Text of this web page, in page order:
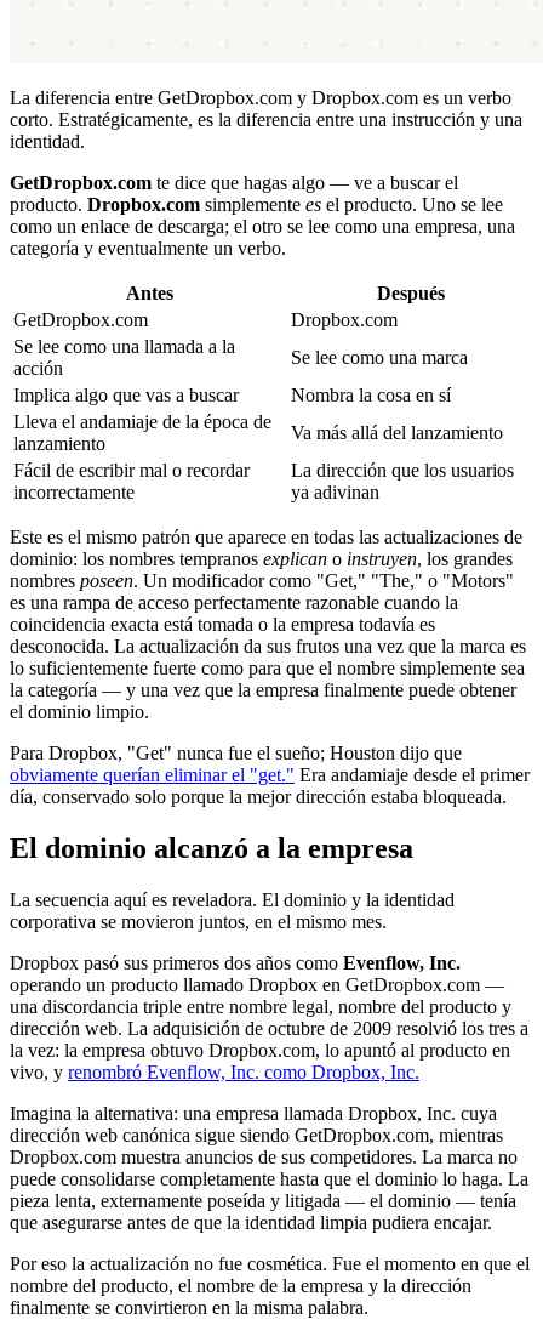
La diferencia entre GetDropbox.com y Dropbox.com es un verbo
corto. Estratégicamente, es la diferencia entre una instrucción y una
identidad.
GetDropbox.com te dice que hagas algo — ve a buscar el
producto. Dropbox.com simplemente es el producto. Uno se lee
como un enlace de descarga; el otro se lee como una empresa, una
categoría y eventualmente un verbo.
Antes
Después
GetDropbox.com
Dropbox.com
Se lee como una llamada a la
acción
Se lee como una marca
Implica algo que vas a buscar
Nombra la cosa en sí
Lleva el andamiaje de la época de
lanzamiento
Va más allá del lanzamiento
Fácil de escribir mal o recordar
incorrectamente
La dirección que los usuarios
ya adivinan
Este es el mismo patrón que aparece en todas las actualizaciones de
dominio: los nombres tempranos explican o instruyen, los grandes
nombres poseen. Un modificador como "Get," "The," o "Motors"
es una rampa de acceso perfectamente razonable cuando la
coincidencia exacta está tomada o la empresa todavía es
desconocida. La actualización da sus frutos una vez que la marca es
lo suficientemente fuerte como para que el nombre simplemente sea
la categoría — y una vez que la empresa finalmente puede obtener
el dominio limpio.
Para Dropbox, "Get" nunca fue el sueño; Houston dijo que
obviamente querían eliminar el "get." Era andamiaje desde el primer
día, conservado solo porque la mejor dirección estaba bloqueada.
El dominio alcanzó a la empresa
La secuencia aquí es reveladora. El dominio y la identidad
corporativa se movieron juntos, en el mismo mes.
Dropbox pasó sus primeros dos años como Evenflow, Inc.
operando un producto llamado Dropbox en GetDropbox.com —
una discordancia triple entre nombre legal, nombre del producto y
dirección web. La adquisición de octubre de 2009 resolvió los tres a
la vez: la empresa obtuvo Dropbox.com, lo apuntó al producto en
vivo, y renombró Evenflow, Inc. como Dropbox, Inc.
Imagina la alternativa: una empresa llamada Dropbox, Inc. cuya
dirección web canónica sigue siendo GetDropbox.com, mientras
Dropbox.com muestra anuncios de sus competidores. La marca no
puede consolidarse completamente hasta que el dominio lo haga. La
pieza lenta, externamente poseída y litigada — el dominio — tenía
que asegurarse antes de que la identidad limpia pudiera encajar.
Por eso la actualización no fue cosmética. Fue el momento en que el
nombre del producto, el nombre de la empresa y la dirección
finalmente se convirtieron en la misma palabra.